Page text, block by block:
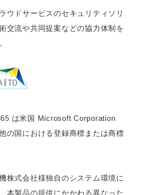
ウドサービスのセキュリティソリ
交流や共同提案などの協力体制を
は米国 Microsoft Corporation
の国における登録商標または商標
株式会社様独自のシステム環境に
本製品の提供にかかわる異なった